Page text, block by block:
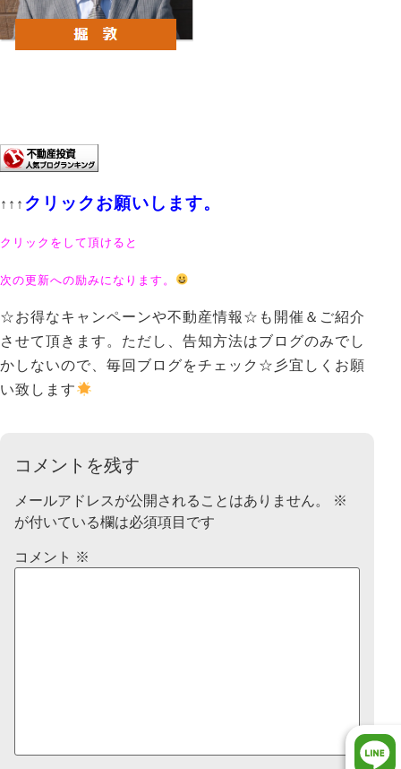
↑↑↑ クリックお願いします。
クリックをして頂けると
次の更新への励みになります。
☆お得なキャンペーンや不動産情報☆も開催＆ご紹介
させて頂きます。ただし、告知方法はブログのみでし
かしないので、毎回ブログをチェック☆彡宜しくお願
い致します
コメントを残す
メールアドレスが公開されることはありません。
※
が付いている欄は必須項目です
コメント ※